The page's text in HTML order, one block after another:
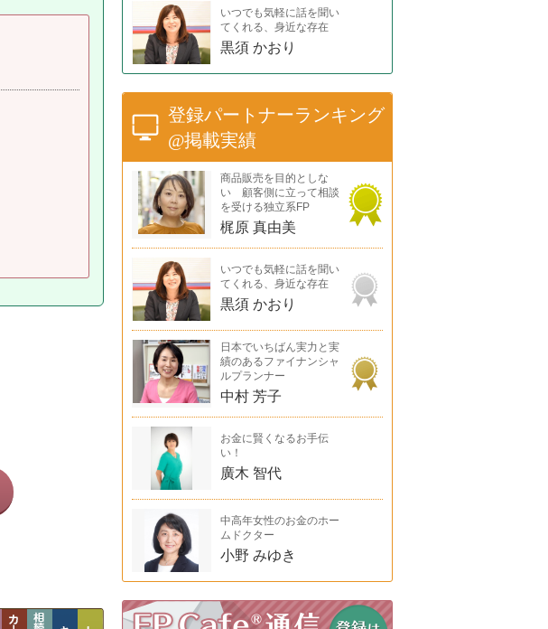
いつでも気軽に話を聞い
てくれる、身近な存在
黒須 かおり
登録パートナーランキング
@掲載実績
商品販売を目的としな
い 顧客側に立って相談
を受ける独立系FP
梶原 真由美
いつでも気軽に話を聞い
てくれる、身近な存在
黒須 かおり
日本でいちばん実力と実
績のあるファイナンシャ
ルプランナー
中村 芳子
お金に賢くなるお手伝
い！
廣木 智代
中高年女性のお金のホー
ムドクター
小野 みゆき